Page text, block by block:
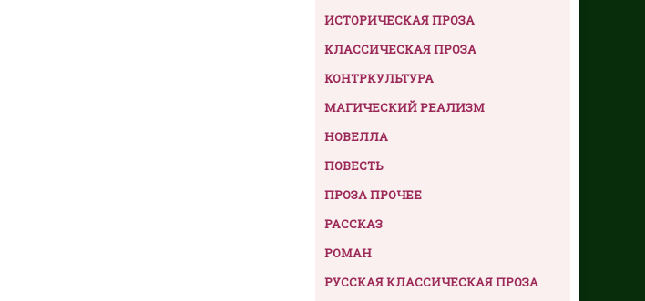
ИСТОРИЧЕСКАЯ ПРОЗА
КЛАССИЧЕСКАЯ ПРОЗА
КОНТРКУЛЬТУРА
МАГИЧЕСКИЙ РЕАЛИЗМ
НОВЕЛЛА
ПОВЕСТЬ
ПРОЗА ПРОЧЕЕ
РАССКАЗ
РОМАН
РУССКАЯ КЛАССИЧЕСКАЯ ПРОЗА